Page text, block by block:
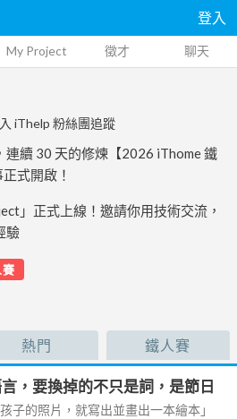
登入
My Project 徵才 聊天
iThelp 粉絲團追蹤
連續 30 天的修煉【2026 iThome 鐵
式開啟！
」正式上線！邀請你用技術交流，
驗
熱門 鐵人賽
，要換掉的不只是詞，是節日
子的照片，就寫出並畫出一本繪本」